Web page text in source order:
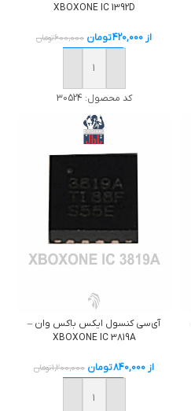
XBOXONE IC 1392D
از 420,000تومان 600,000تومان
خرید
کد محصول: 30524
آی‌سی کنسول ایکس باکس وان –
XBOXONE IC 3819A
از 840,000تومان 1,200,000تومان
خرید